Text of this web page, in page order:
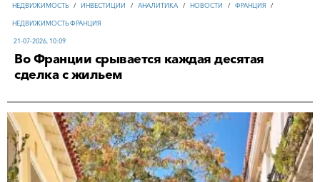
НЕДВИЖИМОСТЬ / ИНВЕСТИЦИИ / АНАЛИТИКА / НОВОСТИ / ФРАНЦИЯ /
НЕДВИЖИМОСТЬ ФРАНЦИЯ
21-07-2026, 10:09
Во Франции срывается каждая десятая
сделка с жильем